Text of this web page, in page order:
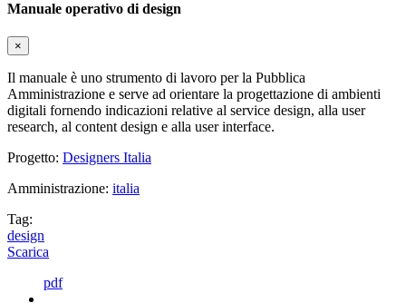
Manuale operativo di design
×
Il manuale è uno strumento di lavoro per la Pubblica
Amministrazione e serve ad orientare la progettazione di ambienti
digitali fornendo indicazioni relative al service design, alla user
research, al content design e alla user interface.
Progetto: Designers Italia
Amministrazione: italia
Tag:
design
Scarica
pdf